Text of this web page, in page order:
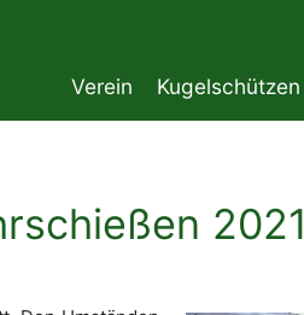
Verein Kugelschützen
2021